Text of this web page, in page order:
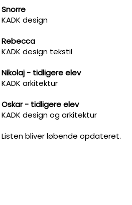
Snorre
KADK design
Rebecca
KADK design tekstil
Nikolaj - tidligere elev
KADK arkitektur
Oskar - tidligere elev
KADK design og arkitektur
​​Listen bliver løbende opdateret.​